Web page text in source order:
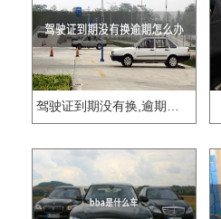
驾驶证到期没有换,逾期怎么办??